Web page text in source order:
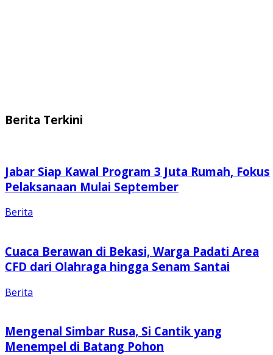
Berita Terkini
Jabar Siap Kawal Program 3 Juta Rumah, Fokus
Pelaksanaan Mulai September
Berita
Cuaca Berawan di Bekasi, Warga Padati Area
CFD dari Olahraga hingga Senam Santai
Berita
Mengenal Simbar Rusa, Si Cantik yang
Menempel di Batang Pohon